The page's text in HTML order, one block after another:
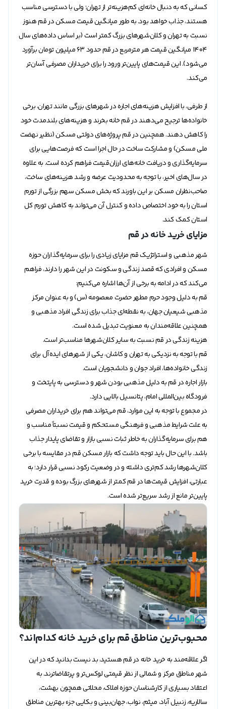
کسانی که به دنبال خانه‌ای کم‌هزینه‌تر از تهران؛ ولی با دسترسی مناسب
هستند، جذاب خواهد بود. به طور میانگین قیمت مسکن در قم هنوز
نسبت به تهران و کلان‌شهر‌های بزرگ کمتر است (بر اساس داده‌های سال
1404 میانگین قیمت هر مترمربع در قم حدود 63 میلیون تومان برآورد
می‌شود). این قیمت‌های پایین‌تر ورود را برای خریداران مصرفی آسان‌تر
می‌کند.
از طرفی، با افزایش هزینه‌های اجاره در شهر‌های بزرگی مانند تهران، برخی
خانواده‌ها ترجیح می‌دهند در قم خانه بخرند و هزینه‌های بلندمدت خود
را کاهش دهند. همچنین در قم پروژه‌های دولتی مسکن (نظیر نهضت
ملی مسکن) و مشارکت ساخت در حال اجرا است که فرصت‌هایی برای
سرمایه‌گذاری و دریافت خانه‌های ارزان‌قیمت فراهم کرده است. به علاوه
در سال‌های اخیر، با توجه به محدودیت عرضه و رشد هزینه‌های ساخت،
صاحب‌نظران مسکن بر این باورند که بخش مسکن سهم بزرگی از تورم
استان را به خود اختصاص داده و کنترل آن می‌تواند به کاهش تورم کل
استان کمک کند.
مزایای خرید خانه در قم
شهر مذهبی و استراتژیک قم مزایای زیادی را برای سرمایه‌گذاران حوزه
مسکن و افرادی که قصد زندگی و سکونت در این شهر را دارند، فراهم
می‌کند که در ادامه به برخی از آن‌ها اشاره می‌کنیم:
قم به دلیل وجود حرم مطهر حضرت معصومه (س) و به عنوان مرکز
مذهبی شیعیان جهان، به نقطه‌ای جذاب برای زندگی افراد مذهبی و
همچنین علاقه‌مندان به معنویت تبدیل شده است.
هزینه زندگی در قم نسبت به سایر کلان‌شهرها مناسب‌تر است.
قم با توجه به نزدیکی به تهران و کاشان، یکی از شهر‌های ایده‌آل برای
زندگی خانواده‌ها، افراد جوان و دانشجویان است.
بازار اجاره در قم به دلیل مذهبی بودن شهر و دسترسی به پایتخت و
فرودگاه بین‌المللی امام، پتانسیل بالایی دارد.
در مجموع با توجه به این موارد، قم می‌تواند هم برای خریداران مصرفی
به علت شرایط مذهبی و فرهنگی مستحکم و قیمت نسبتاً مناسب و
هم برای سرمایه‌گذاران به خاطر ثبات نسبی بازار و تقاضای پایدار جذاب
باشد. با این حال باید توجه داشت که بازار مسکن قم در مقایسه با برخی
کلان‌شهر‌ها رشد کم‌تری داشته و در وضعیت رکود نسبی قرار دارد؛ به
عبارتی، افزایش قیمت‌ها در قم کمتر از شهر‌های بزرگ بوده و قدرت خرید
پایین‌تر مانع از رشد سریع‌تر شده است.
محبوب‌ترین مناطق قم برای خرید خانه کدام‌اند؟
اگر علاقه‌مند به خرید خانه در قم هستید، بد نیست بدانید که در این
شهر مناطق مرکز و شمالی از نظر قیمتی لوکس‌تر و پرتقاضاترند. به
اعتقاد بسیاری از کارشناسان حوزه املاک، محلاتی همچون بهشت،
سالاریه، زنبیل آباد، میثم، نواب، جهان‌بینی و بکایی جزء بهترین مناطق